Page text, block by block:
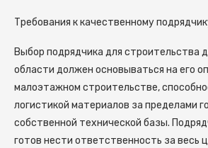
Требования к качественному
Выбор подрядчика для строительства
области должен основываться на его
малоэтажном строительстве,
логистикой материалов за пределами
собственной технической базы.
готов нести ответственность за весь